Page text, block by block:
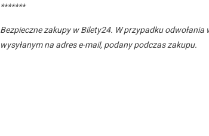
*******
Bezpieczne zakupy w Bilety24. W przypadku
wysyłanym na adres e-mail, podany podczas zakupu.